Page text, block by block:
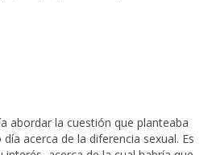
abordar la cuestión que planteaba
acerca de la diferencia sexual. Es